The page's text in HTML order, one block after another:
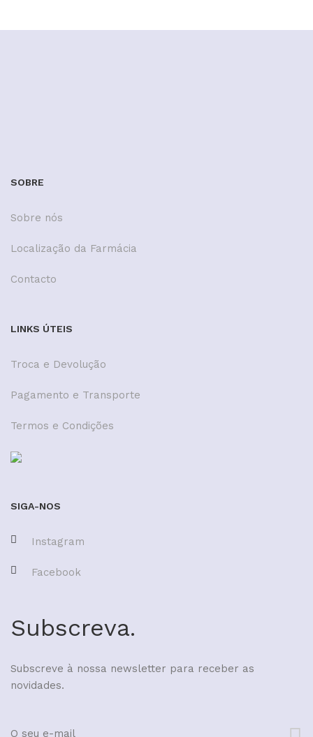
SOBRE
Sobre nós
Localização da Farmácia
Contacto
LINKS ÚTEIS
Troca e Devolução
Pagamento e Transporte
Termos e Condições
SIGA-NOS
Instagram
Facebook
Subscreva.
Subscreve à nossa newsletter para receber as
novidades.